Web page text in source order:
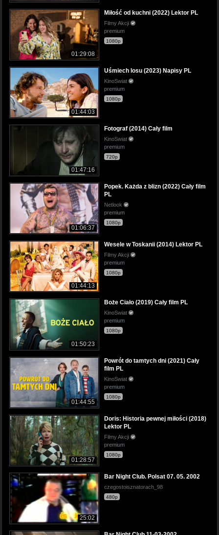
01:29:08
Miłość od kuchni (2022) Lektor PL
Filmy Akcji
premium
1080p
01:44:03
Uśmiech losu (2023) Napisy PL
KinoSwiat
premium
1080p
01:47:16
Fotograf (2014) Cały film
KinoSwiat
premium
720p
01:06:37
Popek. Każda z blizn (2022) Cały film
PL
Netlook
premium
1080p
01:44:13
Wesele w Toskanii (2014) Lektor PL
Filmy Akcji
premium
1080p
01:50:23
Boże Ciało (2019) Cały film PL
KinoSwiat
premium
1080p
01:44:55
Powrót do tamtych dni (2021) Cały
film PL
KinoSwiat
premium
1080p
01:28:57
Doris: Historia pewnej miłości (2018)
Lektor PL
Filmy Akcji
premium
1080p
25:02
Bar Night Club. Polsat 07. 05. 2002
czegostoisznatorach_98
480p